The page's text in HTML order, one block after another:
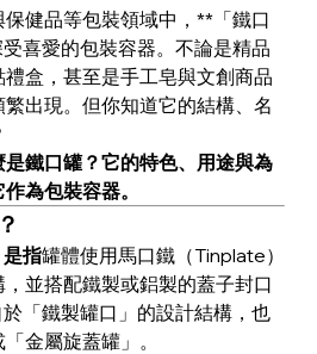
健品等包裝領域中，**「鐵口
喜愛的包裝容器。不論是精品
盒，甚至是手工皂與文創商品
出現。但你知道它的結構、名
是鐵口罐？它的特色、用途與為
為包裝容器。
是指罐體使用馬口鐵（Tinplate）
並搭配鐵製或鋁製的蓋子封口
「鐵製罐口」的設計結構，也
金屬旋蓋罐」。